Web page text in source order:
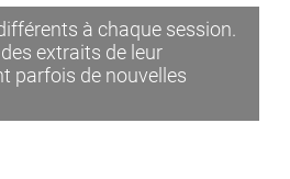
à chaque session.
extraits de leur
parfois de nouvelles